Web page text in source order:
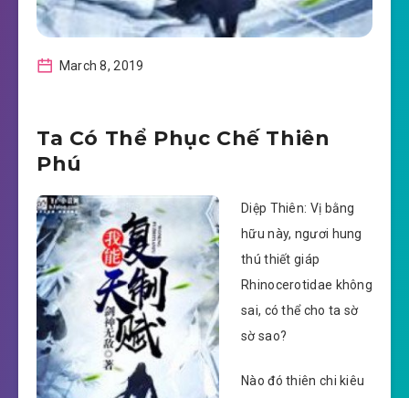
March 8, 2019
Ta Có Thể Phục Chế Thiên
Phú
Diệp Thiên: Vị bằng
hữu này, ngươi hung
thú thiết giáp
Rhinocerotidae không
sai, có thể cho ta sờ
sờ sao?
Nào đó thiên chi kiêu